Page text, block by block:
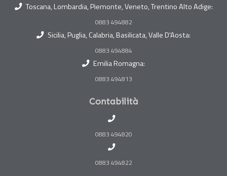
Toscana, Lombardia, Piemonte, Veneto, Trentino Alto Adige:
0883 494882
Sicilia, Puglia, Calabria, Basilicata, Valle D'Aosta:
0883 494884
Emilia Romagna:
0883 494813
Contabilità
0883 494820
0883 494822